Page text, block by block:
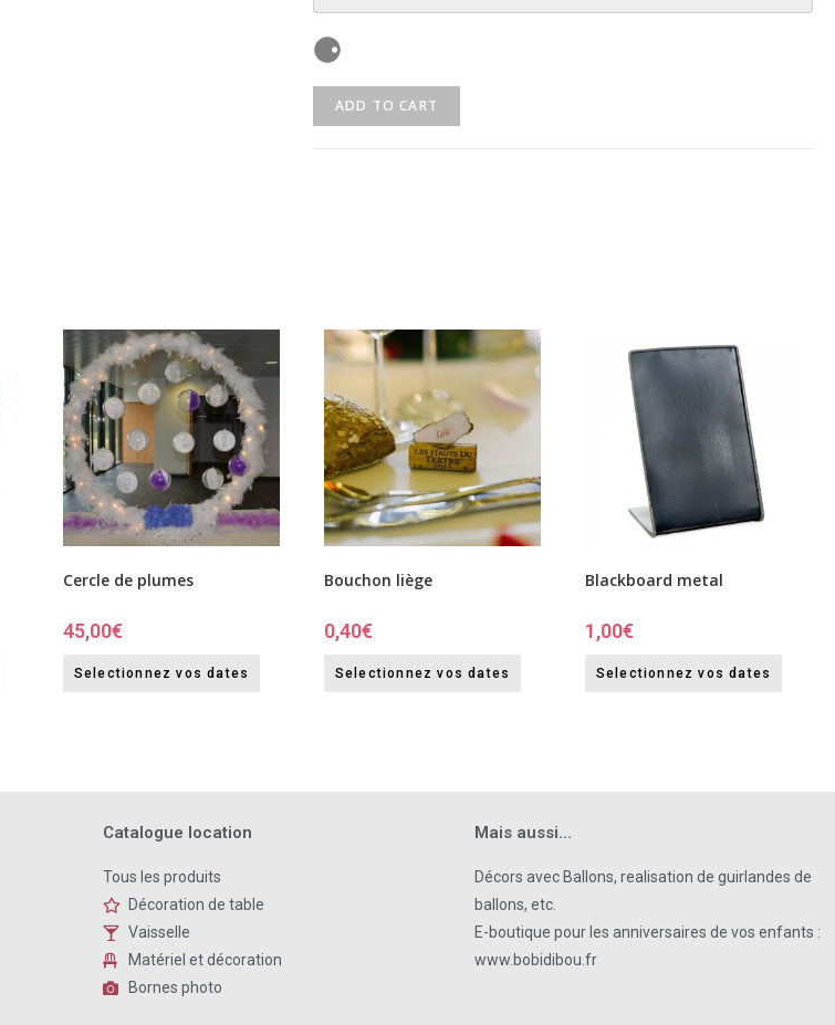
ADD TO CART
Cercle de plumes
45,00€
Selectionnez vos dates
Bouchon liège
0,40€
Selectionnez vos dates
Blackboard metal
1,00€
Selectionnez vos dates
Catalogue location
Tous les produits
Décoration de table
Vaisselle
Matériel et décoration
Bornes photo
Mais aussi...
Décors avec Ballons, realisation de guirlandes de
ballons, etc.
E-boutique pour les anniversaires de vos enfants :
www.bobidibou.fr